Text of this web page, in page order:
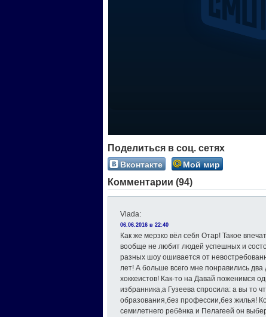
Поделиться в соц. сетях
Вконтакте Мой мир
Комментарии (94)
Vlada:
06.06.2016 в 22:40
Как же мерзко вёл себя Отар! Такое
вообще не любит людей успешных и
разных шоу ошивается от
лет! А больше всего мне понравились
хоккеистов! Как-то на Давай поженимся
избранника,а Гузеева спросила: а вы то
образования,без профессии,без жилья!
семилетнего ребёнка и Пелагеей он